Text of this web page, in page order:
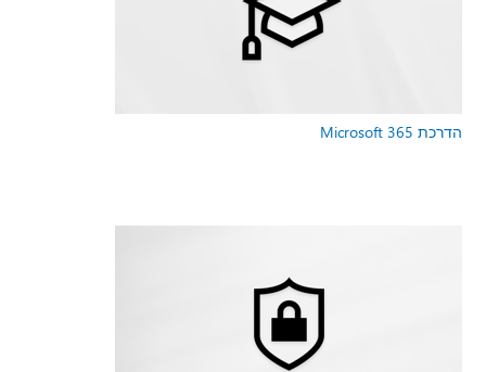
הדרכת Microsoft 365